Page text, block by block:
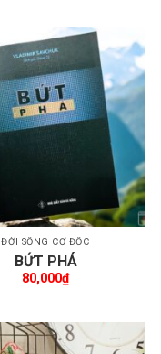
Thêm wishlist
ĐỜI SỐNG CƠ ĐỐC
BỨT PHÁ
80,000₫